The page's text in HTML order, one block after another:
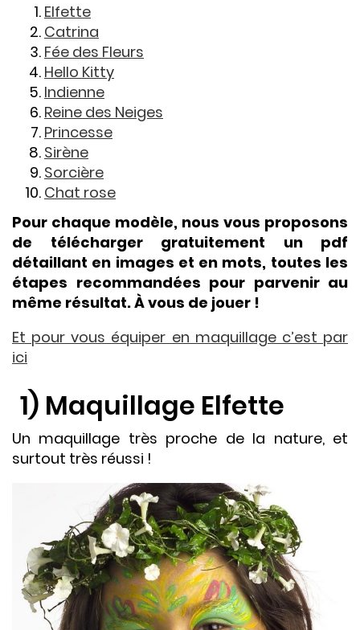
Elfette
Catrina
Fée des Fleurs
Hello Kitty
Indienne
Reine des Neiges
Princesse
Sirène
Sorcière
Chat rose
Pour chaque modèle, nous vous proposons
de télécharger gratuitement un pdf
détaillant en images et en mots, toutes les
étapes recommandées pour parvenir au
même résultat. À vous de jouer !
Et pour vous équiper en maquillage c’est par
ici
1) Maquillage Elfette
Un maquillage très proche de la nature, et
surtout très réussi !